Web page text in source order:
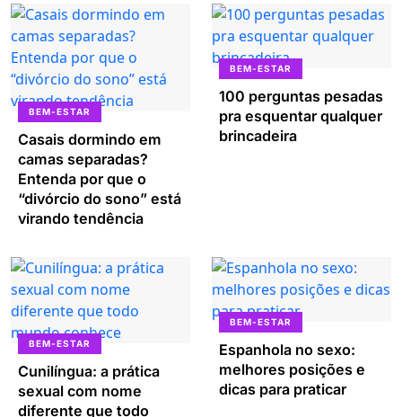
BEM-ESTAR
Casais dormindo em
camas separadas?
Entenda por que o
“divórcio do sono” está
virando tendência
BEM-ESTAR
100 perguntas pesadas
pra esquentar qualquer
brincadeira
BEM-ESTAR
Cunilíngua: a prática
sexual com nome
diferente que todo
BEM-ESTAR
Espanhola no sexo:
melhores posições e
dicas para praticar